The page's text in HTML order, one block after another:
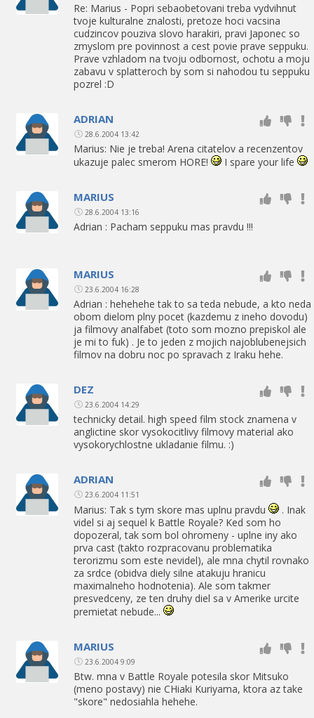
Re: Marius - Popri sebaobetovani treba vydvihnut
tvoje kulturalne znalosti, pretoze hoci vacsina
cudzincov pouziva slovo harakiri, pravi Japonec so
zmyslom pre povinnost a cest povie prave seppuku.
Prave vzhladom na tvoju odbornost, ochotu a moju
zabavu v splatteroch by som si nahodou tu seppuku
pozrel :D
ADRIAN
28.6.2004 13:42
Marius: Nie je treba! Arena citatelov a recenzentov
ukazuje palec smerom HORE!
I spare your life
MARIUS
28.6.2004 13:16
Adrian : Pacham seppuku mas pravdu !!!
MARIUS
23.6.2004 16:28
Adrian : hehehehe tak to sa teda nebude, a kto neda
obom dielom plny pocet (kazdemu z ineho dovodu)
ja filmovy analfabet (toto som mozno prepiskol ale
je mi to fuk) . Je to jeden z mojich najoblubenejsich
filmov na dobru noc po spravach z Iraku hehe.
DEZ
23.6.2004 14:29
technicky detail. high speed film stock znamena v
anglictine skor vysokocitlivy filmovy material ako
vysokorychlostne ukladanie filmu. :)
ADRIAN
23.6.2004 11:51
Marius: Tak s tym skore mas uplnu pravdu
. Inak
videl si aj sequel k Battle Royale? Ked som ho
dopozeral, tak som bol ohromeny - uplne iny ako
prva cast (takto rozpracovanu problematika
terorizmu som este nevidel), ale mna chytil rovnako
za srdce (obidva diely silne atakuju hranicu
maximalneho hodnotenia). Ale som takmer
presvedceny, ze ten druhy diel sa v Amerike urcite
premietat nebude...
MARIUS
23.6.2004 9:09
Btw. mna v Battle Royale potesila skor Mitsuko
(meno postavy) nie CHiaki Kuriyama, ktora az take
"skore" nedosiahla hehehe.